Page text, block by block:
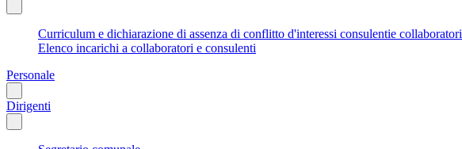
Curriculum e dichiarazione di assenza di conflitto d'interessi consulentie collaboratori
Elenco incarichi a collaboratori e consulenti
Personale
Dirigenti